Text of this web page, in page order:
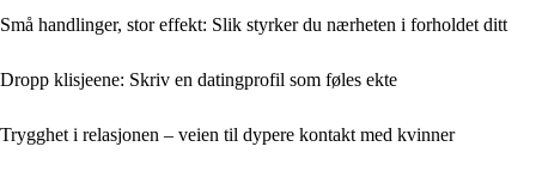
Små handlinger, stor effekt: Slik styrker du nærheten i forholdet ditt
Dropp klisjeene: Skriv en datingprofil som føles ekte
Trygghet i relasjonen – veien til dypere kontakt med kvinner